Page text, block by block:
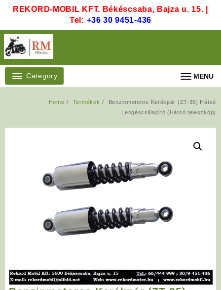
REKORD-MOBIL KFT. Békéscsaba, Bajza u. 15. |
Tel: +36 30 9451-436
Category MENU
Home Termékek
Benzinmotoros Kerékpár (ZT-35) Hátsó
Lengéscsillapító (Hátsó teleszkóp)